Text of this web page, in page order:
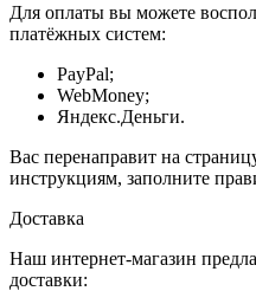
Для оплаты вы можете
платёжных систем:
PayPal;
WebMoney;
Яндекс.Деньги.
Вас перенаправит на
инструкциям, заполните
Доставка
Наш интернет-магазин
доставки: